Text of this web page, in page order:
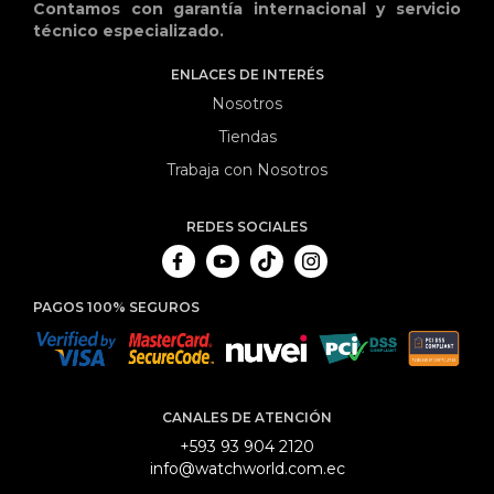
Contamos con garantía internacional y servicio
técnico especializado.
ENLACES DE INTERÉS
Nosotros
Tiendas
Trabaja con Nosotros
REDES SOCIALES
PAGOS 100% SEGUROS
CANALES DE ATENCIÓN
+593 93 904 2120
info@watchworld.com.ec